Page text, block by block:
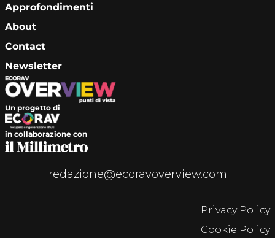
Approfondimenti
About
Contact
Newsletter
Un progetto di
in collaborazione con
redazione@ecoravoverview.com
Privacy Policy
Cookie Policy